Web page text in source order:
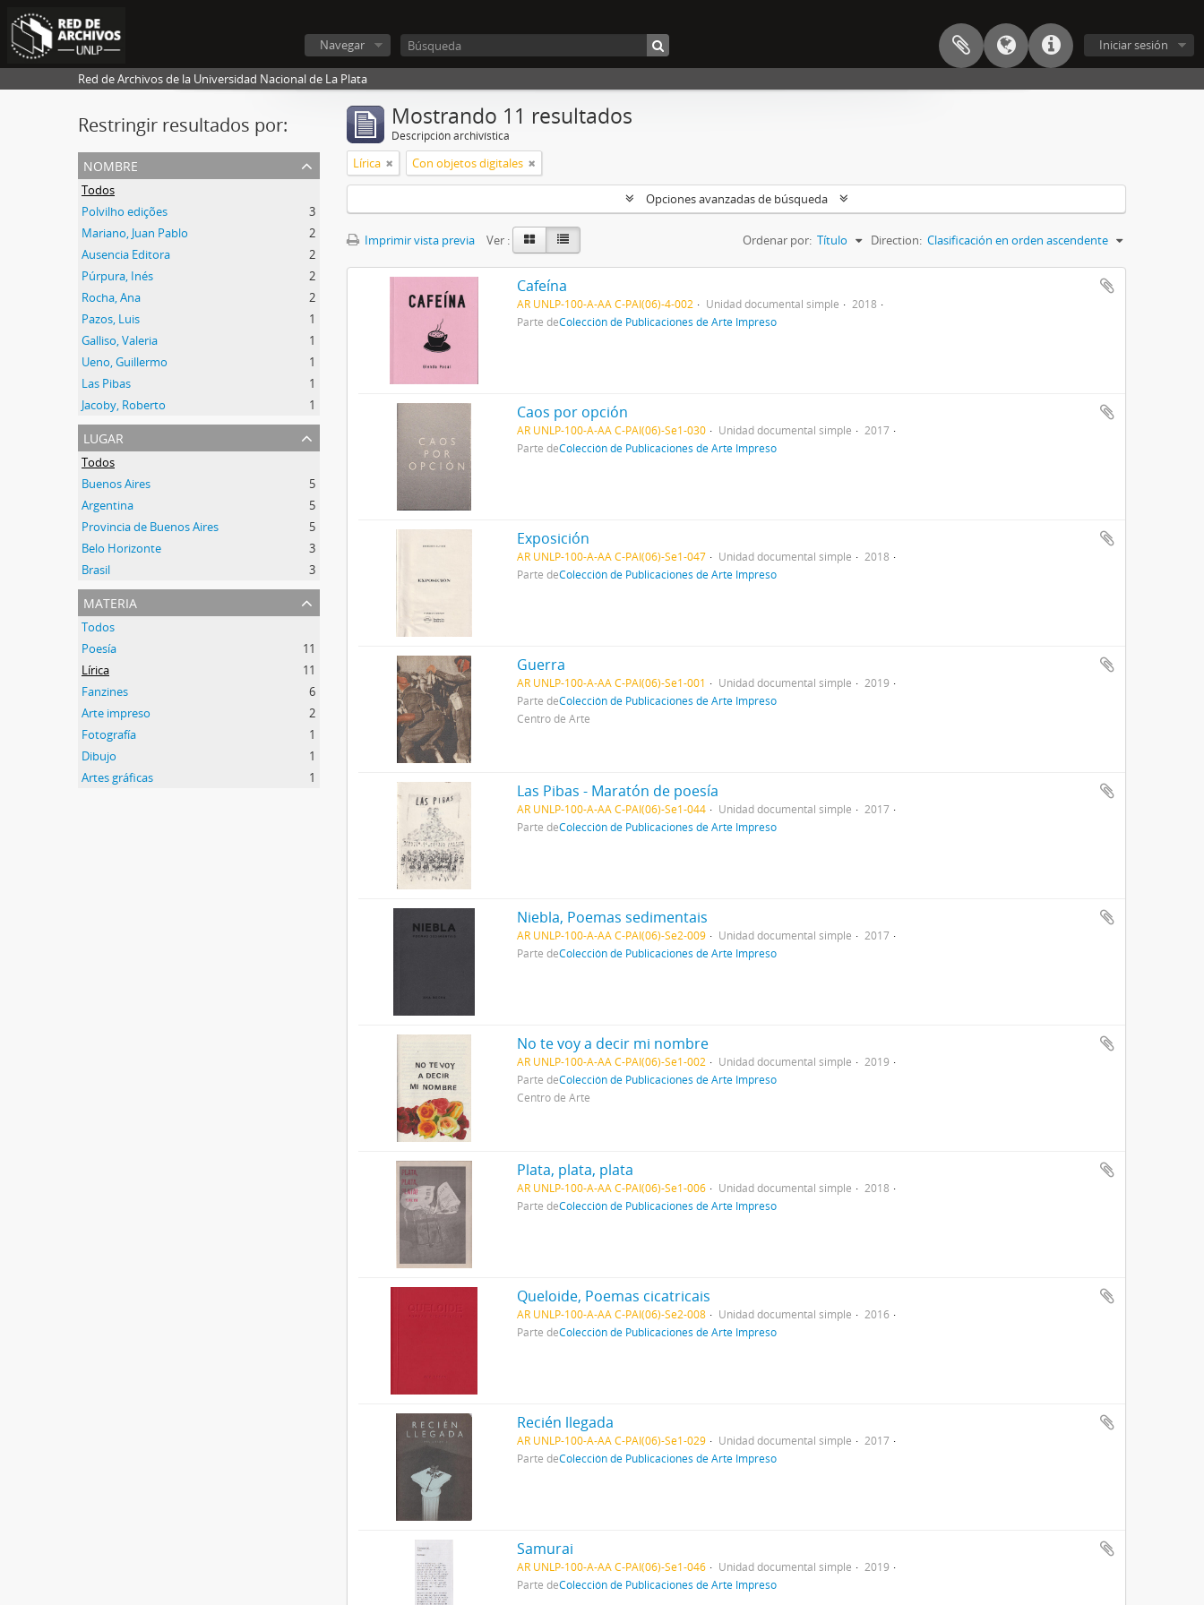
Iniciar sesión
Navegar
Red de Archivos de la Universidad Nacional de La Plata
Restringir resultados por:
nombre
Todos
Polvilho edições
3
Mariano, Juan Pablo
2
Ausencia Editora
2
Púrpura, Inés
2
Rocha, Ana
2
Pazos, Luis
1
Galliso, Valeria
1
Ueno, Guillermo
1
Las Pibas
1
Jacoby, Roberto
1
lugar
Todos
Buenos Aires
5
Argentina
5
Provincia de Buenos Aires
5
Belo Horizonte
3
Brasil
3
materia
Todos
Poesía
11
Lírica
11
Fanzines
6
Arte impreso
2
Fotografía
1
Dibujo
1
Artes gráficas
1
Mostrando 11 resultados
Descripción archivística
Lírica Con objetos digitales
Opciones avanzadas de búsqueda
Imprimir vista previa Ver : Ordenar por: Título Direction: Clasificación en orden ascendente
Cafeína
AR UNLP-100-A-AA C-PAI(06)-4-002 Unidad documental simple
2018
Parte deColección de Publicaciones de Arte Impreso
Caos por opción
AR UNLP-100-A-AA C-PAI(06)-Se1-030 Unidad documental simple
2017
Parte deColección de Publicaciones de Arte Impreso
Exposición
AR UNLP-100-A-AA C-PAI(06)-Se1-047 Unidad documental simple
2018
Parte deColección de Publicaciones de Arte Impreso
Guerra
AR UNLP-100-A-AA C-PAI(06)-Se1-001 Unidad documental simple
2019
Parte deColección de Publicaciones de Arte Impreso
Centro de Arte
Las Pibas - Maratón de poesía
AR UNLP-100-A-AA C-PAI(06)-Se1-044 Unidad documental simple
2017
Parte deColección de Publicaciones de Arte Impreso
Niebla, Poemas sedimentais
AR UNLP-100-A-AA C-PAI(06)-Se2-009 Unidad documental simple
2017
Parte deColección de Publicaciones de Arte Impreso
No te voy a decir mi nombre
AR UNLP-100-A-AA C-PAI(06)-Se1-002 Unidad documental simple
2019
Parte deColección de Publicaciones de Arte Impreso
Centro de Arte
Plata, plata, plata
AR UNLP-100-A-AA C-PAI(06)-Se1-006 Unidad documental simple
2018
Parte deColección de Publicaciones de Arte Impreso
Queloide, Poemas cicatricais
AR UNLP-100-A-AA C-PAI(06)-Se2-008 Unidad documental simple
2016
Parte deColección de Publicaciones de Arte Impreso
Recién llegada
AR UNLP-100-A-AA C-PAI(06)-Se1-029 Unidad documental simple
2017
Parte deColección de Publicaciones de Arte Impreso
Samurai
AR UNLP-100-A-AA C-PAI(06)-Se1-046 Unidad documental simple
2019
Parte deColección de Publicaciones de Arte Impreso